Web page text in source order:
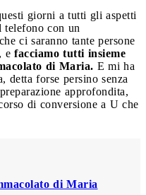
giorni a tutti gli aspetti
telefono con un
ci saranno tante persone
e facciamo tutti insieme
di Maria. E mi ha
detta forse persino senza
approfondita,
di conversione a U che
di Maria